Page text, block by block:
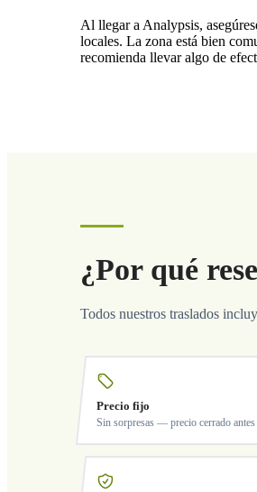
Al llegar a Analypsis,
locales. La zona está bien
recomienda llevar algo de
¿Por qué
Todos nuestros traslados
Precio fijo
Sin sorpresas — precio cerrado antes